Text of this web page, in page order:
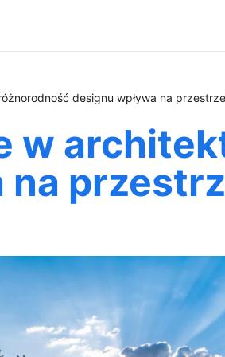
designu wpływa na
w
na